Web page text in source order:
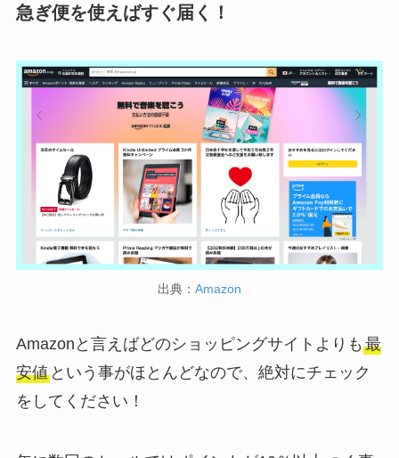
急ぎ便を使えばすぐ届く！
出典： Amazon
Amazonと言えばどのショッピングサイトよりも 最
安値という事がほとんどなので、絶対にチェック
をしてください！